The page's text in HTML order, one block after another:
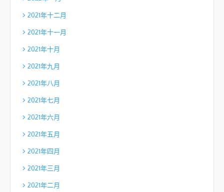
2021年十二月
2021年十一月
2021年十月
2021年九月
2021年八月
2021年七月
2021年六月
2021年五月
2021年四月
2021年三月
2021年二月